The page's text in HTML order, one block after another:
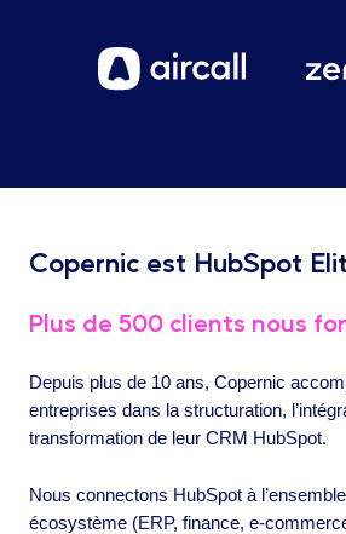
Copernic est HubSpot
Plus de 500 clients nous
Depuis plus de 10 ans, Copernic
entreprises dans la structuration,
transformation de leur CRM HubSpot.
Nous connectons HubSpot à
écosystème (ERP, finance, e-